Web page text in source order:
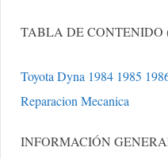
TABLA DE CONTENIDO
Toyota Dyna 1984 1985
Reparacion Mecanica
INFORMACIÓN